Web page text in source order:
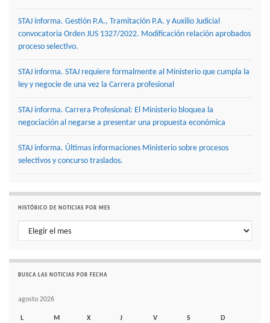
STAJ informa. Gestión P.A., Tramitación P.A. y Auxilio Judicial
convocatoria Orden JUS 1327/2022. Modificación relación aprobados
proceso selectivo.
STAJ informa. STAJ requiere formalmente al Ministerio que cumpla la
ley y negocie de una vez la Carrera profesional
STAJ informa. Carrera Profesional: El Ministerio bloquea la
negociación al negarse a presentar una propuesta económica
STAJ informa. Últimas informaciones Ministerio sobre procesos
selectivos y concurso traslados.
HISTÓRICO DE NOTICIAS POR MES
Histórico de noticias por mes
BUSCA LAS NOTICIAS POR FECHA
agosto 2026
L M X J V S
D